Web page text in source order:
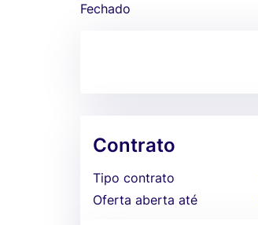
Fechado
Contrato
Tipo contrato
Oferta aberta até